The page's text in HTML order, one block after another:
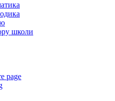
школи
page